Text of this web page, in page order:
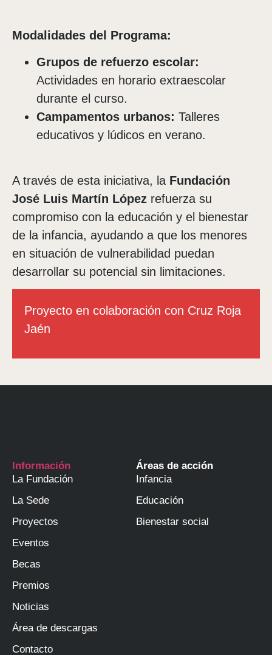
Modalidades del Programa:
Grupos de refuerzo escolar:
Actividades en horario extraescolar
durante el curso.
Campamentos urbanos: Talleres
educativos y lúdicos en verano.
A través de esta iniciativa, la Fundación
José Luis Martín López refuerza su
compromiso con la educación y el bienestar
de la infancia, ayudando a que los menores
en situación de vulnerabilidad puedan
desarrollar su potencial sin limitaciones.
Proyecto en colaboración con Cruz Roja
Jaén
Información
La Fundación
La Sede
Proyectos
Eventos
Becas
Premios
Noticias
Área de descargas
Contacto
Áreas de acción
Infancia
Educación
Bienestar social